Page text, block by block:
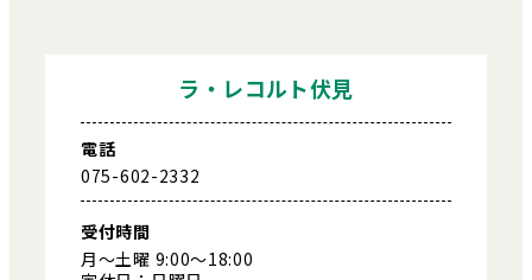
ラ・レコルト伏見
電話
075-602-2332
受付時間
月～土曜 9:00～18:00